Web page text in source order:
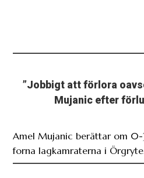
”Jobbigt att förlora
Mujanic efter
Amel Mujanic berättar om
forna lagkamraterna i